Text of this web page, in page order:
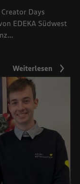
Days
EDEKA Südwest
Weiterlesen